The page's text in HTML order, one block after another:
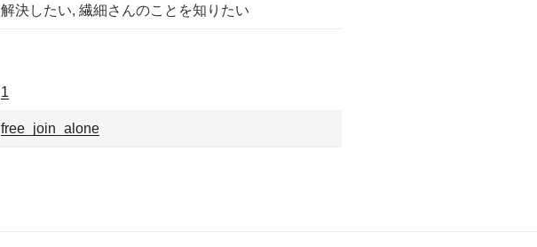
解決したい, 繊細さんのことを知りたい
1
free_join_alone